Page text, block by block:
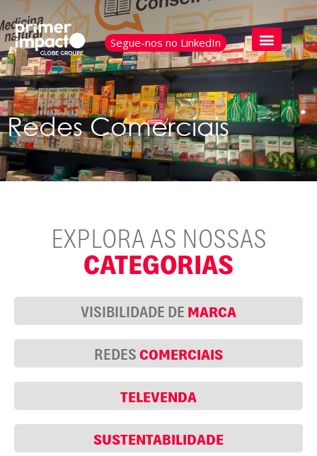
Segue-nos no LinkedIn
Redes Comerciais
EXPLORA AS NOSSAS
CATEGORIAS
VISIBILIDADE DE MARCA
REDESCOMERCIAIS
TELEVENDA
SUSTENTABILIDADE